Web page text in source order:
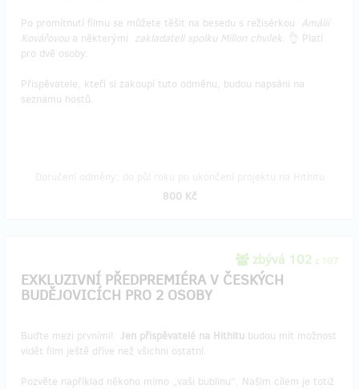
Po promítnutí filmu se můžete těšit na besedu s režisérkou Amálií
Kovářovou a některými zakladateli spolku Milion chvilek. 👌 Platí
pro dvě osoby.
Přispěvatele, kteří si zakoupí tuto odměnu, budou napsáni na
seznamu hostů.
800 Kč
zbývá 102 z 107
EXKLUZIVNÍ PŘEDPREMIÉRA V ČESKÝCH
BUDĚJOVICÍCH PRO 2 OSOBY
Buďte mezi prvními! Jen přispěvatelé na Hithitu budou mít možnost
vidět film ještě dříve než všichni ostatní.
Pozvěte například někoho mimo „vaši bublinu“. Našim cílem je totiž